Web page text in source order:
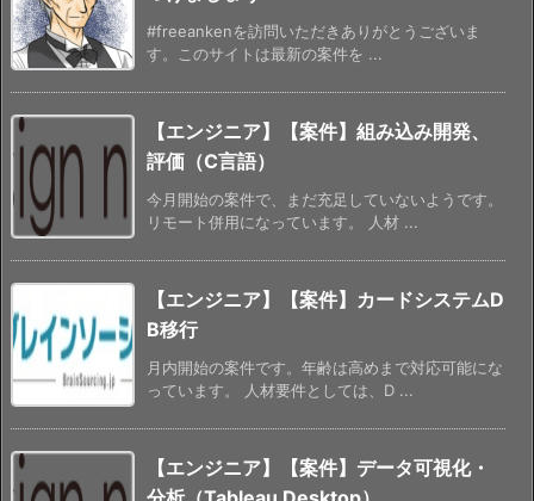
#freeankenを訪問いただきありがとうございま
す。このサイトは最新の案件を ...
【エンジニア】【案件】組み込み開発、
評価（C言語）
今月開始の案件で、まだ充足していないようです。
リモート併用になっています。 人材 ...
【エンジニア】【案件】カードシステムD
B移行
月内開始の案件です。年齢は高めまで対応可能にな
っています。 人材要件としては、D ...
【エンジニア】【案件】データ可視化・